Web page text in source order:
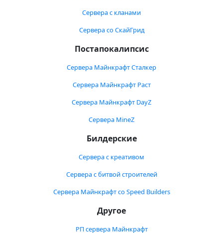
Сервера с кланами
Сервера со СкайГрид
Постапокалипсис
Сервера Майнкрафт Сталкер
Сервера Майнкрафт Раст
Сервера Майнкрафт DayZ
Сервера MineZ
Билдерские
Сервера с креативом
Сервера с битвой строителей
Сервера Майнкрафт со Speed Builders
Другое
РП сервера Майнкрафт